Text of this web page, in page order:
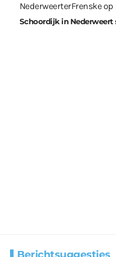
NederweerterFrenskeop
Schoordijk in